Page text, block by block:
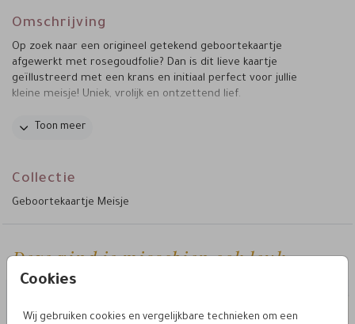
Cookies
Wij gebruiken cookies en vergelijkbare technieken om een
Omschrijving
Op zoek naar een origineel getekend geboortekaartje
afgewerkt met rosegoudfolie? Dan is dit lieve kaartje
geïllustreerd met een krans en initiaal perfect voor jullie
kleine meisje! Uniek, vrolijk en ontzettend lief.
Tips van Marjolein:
• Verstuur het kaartje in stijl en kies voor een zandkleurige
• Maak de verzending compleet en plak de envelop dicht met
Pas gemakkelijk het ontwerp van het kaartje zelf aan en ga
elementen zelf toe of verwijder details. Er is genoeg keuze
ander lettertype of achtergrond creëer je een hele andere
Toon meer
Collectie
Geboortekaartje Meisje
Deze vind je misschien ook leuk